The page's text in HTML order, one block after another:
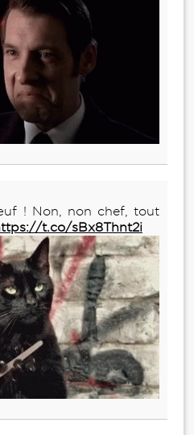
! Non, non chef, tout
t.co/sBx8Thnt2i